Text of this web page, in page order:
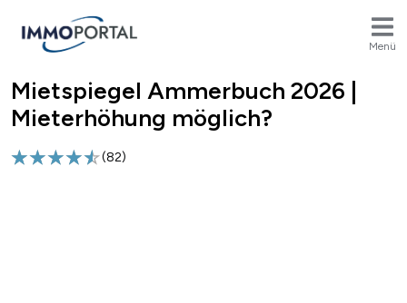
Menü
Breadcrumb
Mietspiegel Ammerbuch 2026 |
Mieterhöhung möglich?
(82)